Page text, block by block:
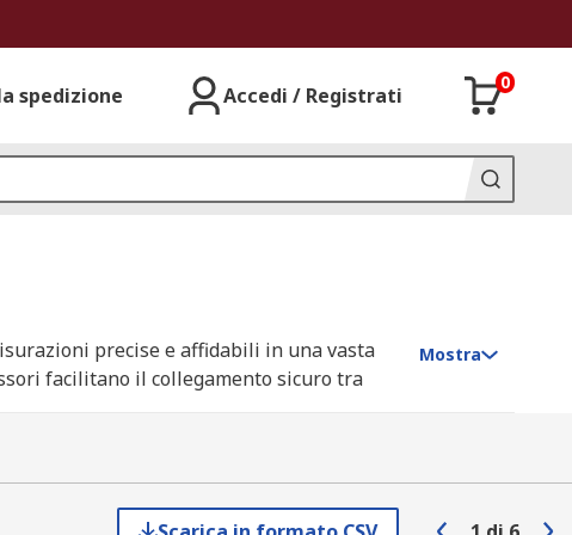
spedizione Accedi / Registrati
0
precise e affidabili in una vasta
facilitano il collegamento sicuro tra
Mostra